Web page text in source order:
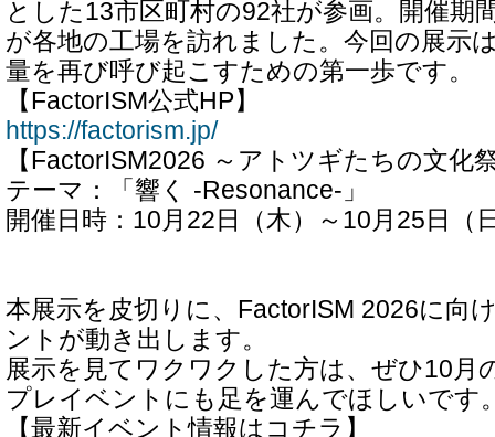
とした13市区町村の92社が参画。開催期
が各地の工場を訪れました。今回の展示
量を再び呼び起こすための第一歩です。
【FactorISM公式HP】
https://factorism.jp/
【FactorISM2026 ～アトツギたちの文化
テーマ：「響く -Resonance-」
開催日時：10月22日（木）～10月25日（
本展示を皮切りに、FactorISM 2026に向
ントが動き出します。
展示を見てワクワクした方は、ぜひ10月
プレイベントにも足を運んでほしいです
【最新イベント情報はコチラ】